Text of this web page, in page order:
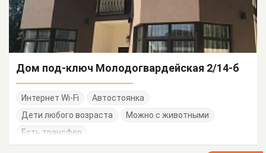
Дом под-ключ Молодогвардейская 2/14-б
Интернет Wi-Fi
Автостоянка
Дети любого возраста
Можно с животными
Есть трансфер